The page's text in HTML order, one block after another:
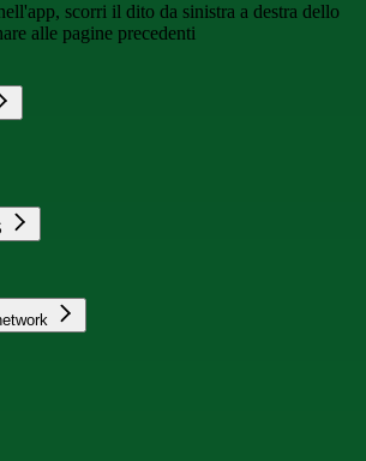
scorri il dito da sinistra a destra dello
alle pagine precedenti